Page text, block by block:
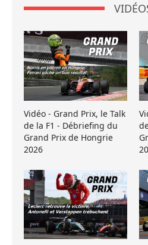
Vidéo - Grand Prix, le Talk
de la F1 - Débriefing du
Grand Prix de Hongrie
2026